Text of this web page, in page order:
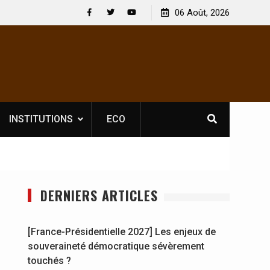
licence obligatoire pour les spectacles : En
d’Ivoire, l’opérateur culturel Soldat Jahboy se
[France-
souveraineté
06 Août, 2026
INSTITUTIONS ECO
DERNIERS ARTICLES
[France-Présidentielle 2027] Les enjeux de
souveraineté démocratique sévèrement
touchés ?